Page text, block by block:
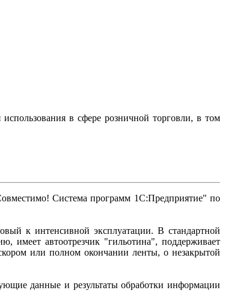
в сфере розничной торговли, в том
Система программ 1С:Предприятие" по
к интенсивной эксплуатации. В стандартной
имеет автоотрезчик "гильотина", поддерживает
или полном окончании ленты, о незакрытой
данные и результаты обработки информации